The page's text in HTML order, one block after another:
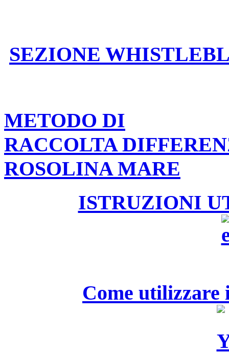
SEZIONE
METODO DI
RACCOLTA
ROSOLINA MARE
ISTRUZIONI
Come utilizzare